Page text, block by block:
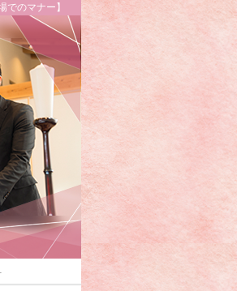
でのマナー】
Calendar